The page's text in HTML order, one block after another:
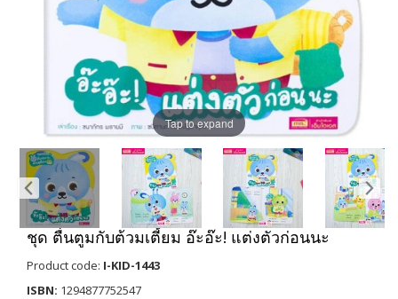
Tap to expand
ชุด ตื่นตูมกับต้วมเตี้ยม อ๊ะอ๊ะ! แต่งตัวก่อนนะ
Product code: I-KID-1443
ISBN: 1294877752547